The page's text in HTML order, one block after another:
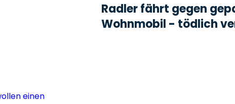
Radler fährt gegen
Wohnmobil - tödlich